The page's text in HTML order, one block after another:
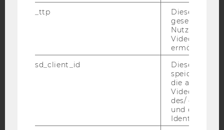
Bluesky
BARRIEREFREIHEITSERKLÄRUNG WEBSEITE
DATENSCHUTZERKLÄRUNG SOCIAL MEDIA
_ttp
Dieser
gesetzt, um
Nutzung des
Videoplayers
ermöglichen
sd_client_id
Dieses Cookie
speichert
die aktuellen
des/ der
und einen